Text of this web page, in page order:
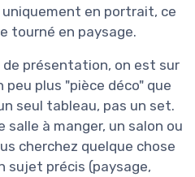
uniquement en portrait, ce
tourné en paysage.
présentation, on est sur
plus "pièce déco" que
seul tableau, pas un set.
salle à manger, un salon ou
cherchez quelque chose
sujet précis (paysage,